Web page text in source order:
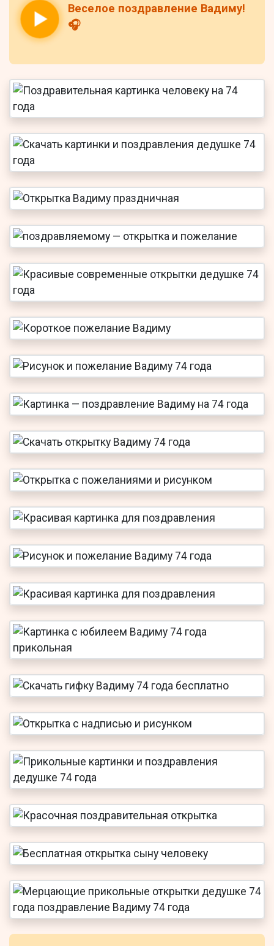
Веселое поздравление Вадиму!
🎧